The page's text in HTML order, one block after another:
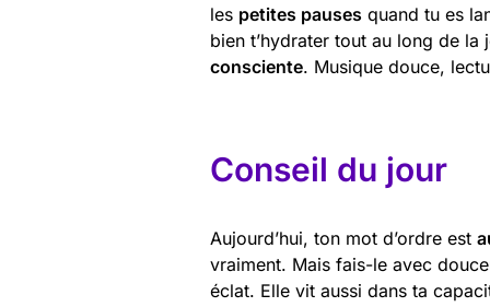
les petites pauses quand tu es
bien t’hydrater tout au long de
consciente. Musique douce,
Conseil du jour
Aujourd’hui, ton mot d’ordre est
vraiment. Mais fais-le avec
éclat. Elle vit aussi dans ta